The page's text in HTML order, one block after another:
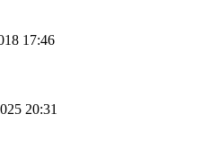
17:46
20:31